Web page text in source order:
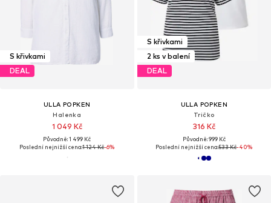
S křivkami
DEAL
ULLA POPKEN
Halenka
1 049 Kč
Původně: 1 499 Kč
Poslední nejnižší cena:1 124 Kč-6%
S křivkami
2 ks v balení
DEAL
ULLA POPKEN
Tričko
316 Kč
Původně: 999 Kč
Poslední nejnižší cena:533 Kč-40%